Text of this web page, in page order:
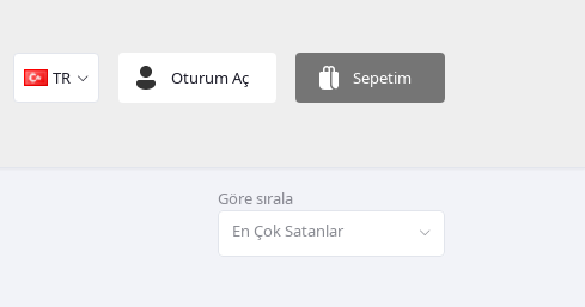
TR Oturum Aç Sepetim
Göre sırala
En Çok Satanlar